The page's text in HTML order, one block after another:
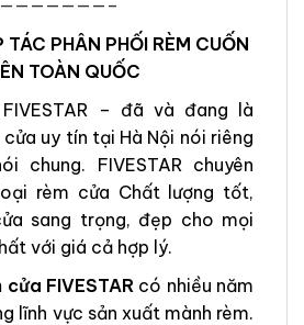
———————–
PHÂN PHỐI RÈM CUỐN
TOÀN QUỐC
– đã và đang là
uy tín tại Hà Nội nói riêng
chung. FIVESTAR chuyên
rèm cửa Chất lượng tốt,
sang trọng, đẹp cho mọi
với giá cả hợp lý.
FIVESTAR có nhiều năm
lĩnh vực sản xuất mành rèm.